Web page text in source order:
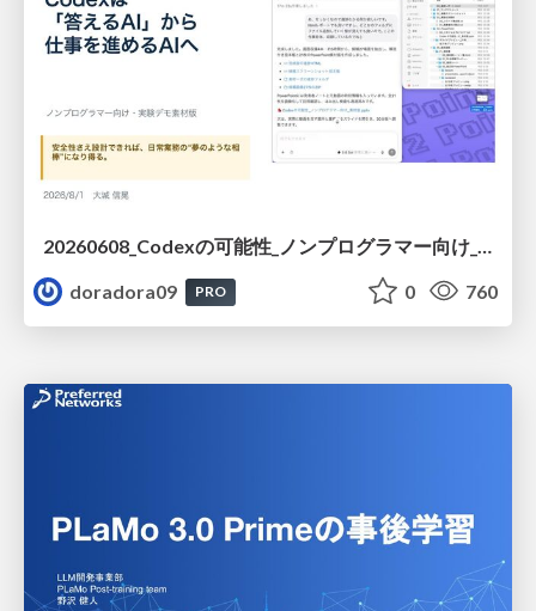
doradora09
PRO 0 760